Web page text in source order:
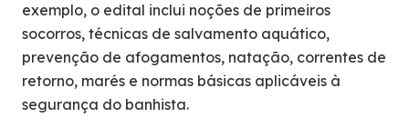
exemplo, o edital inclui noções de primeiros
socorros, técnicas de salvamento aquático,
prevenção de afogamentos, natação, correntes de
retorno, marés e normas básicas aplicáveis à
segurança do banhista.